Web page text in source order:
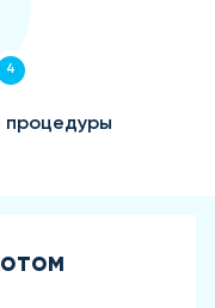
4
процедуры